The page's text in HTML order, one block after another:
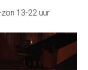
zon 13-22 uur